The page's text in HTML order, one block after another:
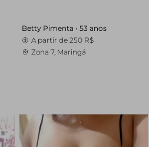
Betty Pimenta • 53 anos
A partir de 250 R$
Zona 7, Maringá